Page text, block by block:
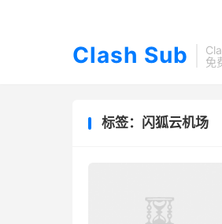
Clash Sub
免
标签：闪狐云机场